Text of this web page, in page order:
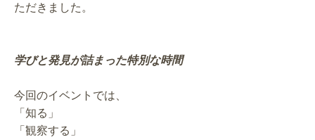
ただきました。
学びと発見が詰まった特別な時間
今回のイベントでは、
「知る」
「観察する」